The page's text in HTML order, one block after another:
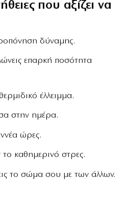
που αξίζει να
δύναμης.
επαρκή ποσότητα
έλλειμμα.
στην ημέρα.
ώρες.
καθημερινό στρες.
το σώμα σου με των άλλων.